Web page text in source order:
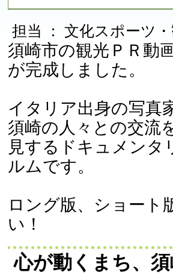
担当 ： 文化スポーツ
須崎市の観光ＰＲ動
が完成しました。
イタリア出身の写真
須崎の人々との交流
見するドキュメンタ
ルムです。
ロング版、ショート
い！
心が動くまち、